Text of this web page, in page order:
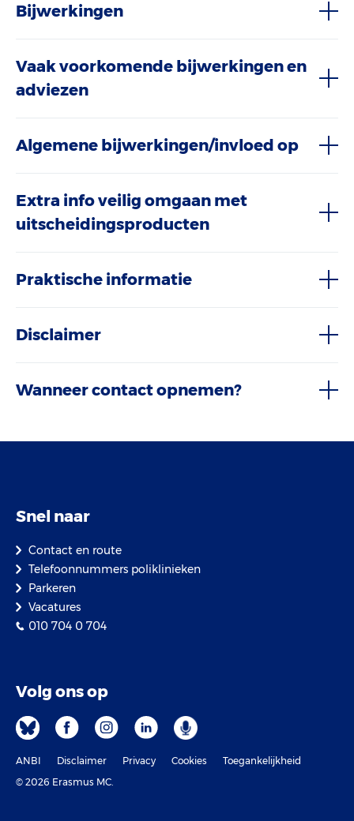
Bijwerkingen
Vaak voorkomende bijwerkingen en
adviezen
Algemene bijwerkingen/invloed op
Extra info veilig omgaan met
uitscheidingsproducten
Praktische informatie
Disclaimer
Wanneer contact opnemen?
Snel naar
Contact en route
Telefoonnummers poliklinieken
Parkeren
Vacatures
010 704 0 704
Volg ons op
ANBI Disclaimer Privacy Cookies
Toegankelijkheid
© 2026 Erasmus MC.